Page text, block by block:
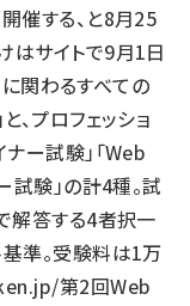
催する、と8月25
はサイトで9月1日
関わるすべての
、プロフェッショ
ー試験」「Web
試験」の計4種。試
解答する4者択一
準。受験料は1万
第2回Web